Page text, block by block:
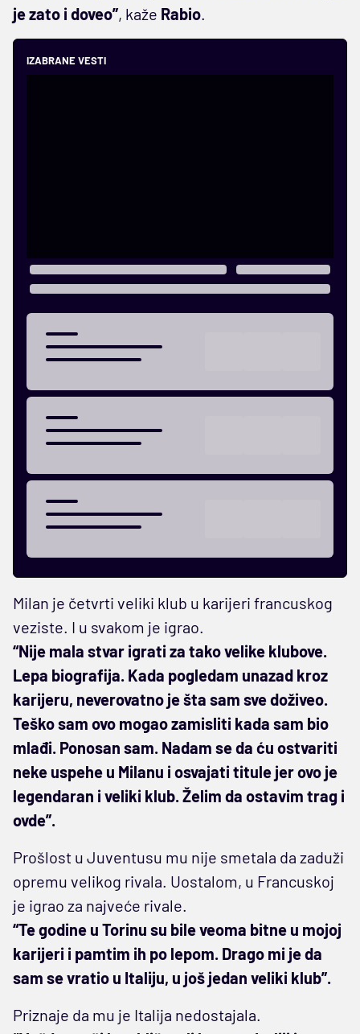
je zato i doveo”, kaže Rabio.
IZABRANE VESTI
Milan je četvrti veliki klub u karijeri francuskog
veziste. I u svakom je igrao.
“Nije mala stvar igrati za tako velike klubove.
Lepa biografija. Kada pogledam unazad kroz
karijeru, neverovatno je šta sam sve doživeo.
Teško sam ovo mogao zamisliti kada sam bio
mlađi. Ponosan sam. Nadam se da ću ostvariti
neke uspehe u Milanu i osvajati titule jer ovo je
legendaran i veliki klub. Želim da ostavim trag i
ovde”.
Prošlost u Juventusu mu nije smetala da zaduži
opremu velikog rivala. Uostalom, u Francuskoj
je igrao za najveće rivale.
“Te godine u Torinu su bile veoma bitne u mojoj
karijeri i pamtim ih po lepom. Drago mi je da
sam se vratio u Italiju, u još jedan veliki klub”.
Priznaje da mu je Italija nedostajala.